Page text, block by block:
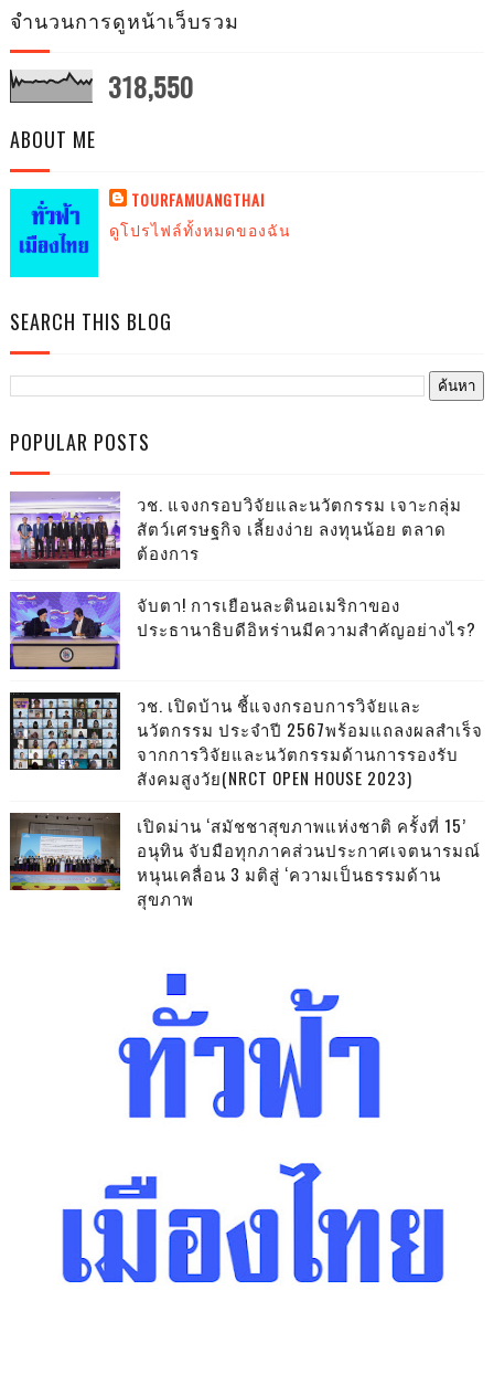
จำนวนการดูหน้าเว็บรวม
318,550
ABOUT ME
TOURFAMUANGTHAI
ดูโปรไฟล์ทั้งหมดของฉัน
SEARCH THIS BLOG
POPULAR POSTS
วช. แจงกรอบวิจัยและนวัตกรรม เจาะกลุ่ม
สัตว์เศรษฐกิจ เลี้ยงง่าย ลงทุนน้อย ตลาด
ต้องการ
จับตา! การเยือนละตินอเมริกาของ
ประธานาธิบดีอิหร่านมีความสำคัญอย่างไร?
วช. เปิดบ้าน ชี้แจงกรอบการวิจัยและ
นวัตกรรม ประจำปี 2567พร้อมแถลงผลสำเร็จ
จากการวิจัยและนวัตกรรมด้านการรองรับ
สังคมสูงวัย(NRCT OPEN HOUSE 2023)
เปิดม่าน ‘สมัชชาสุขภาพแห่งชาติ ครั้งที่ 15’
อนุทิน จับมือทุกภาคส่วนประกาศเจตนารมณ์
หนุนเคลื่อน 3 มติสู่ ‘ความเป็นธรรมด้าน
สุขภาพ